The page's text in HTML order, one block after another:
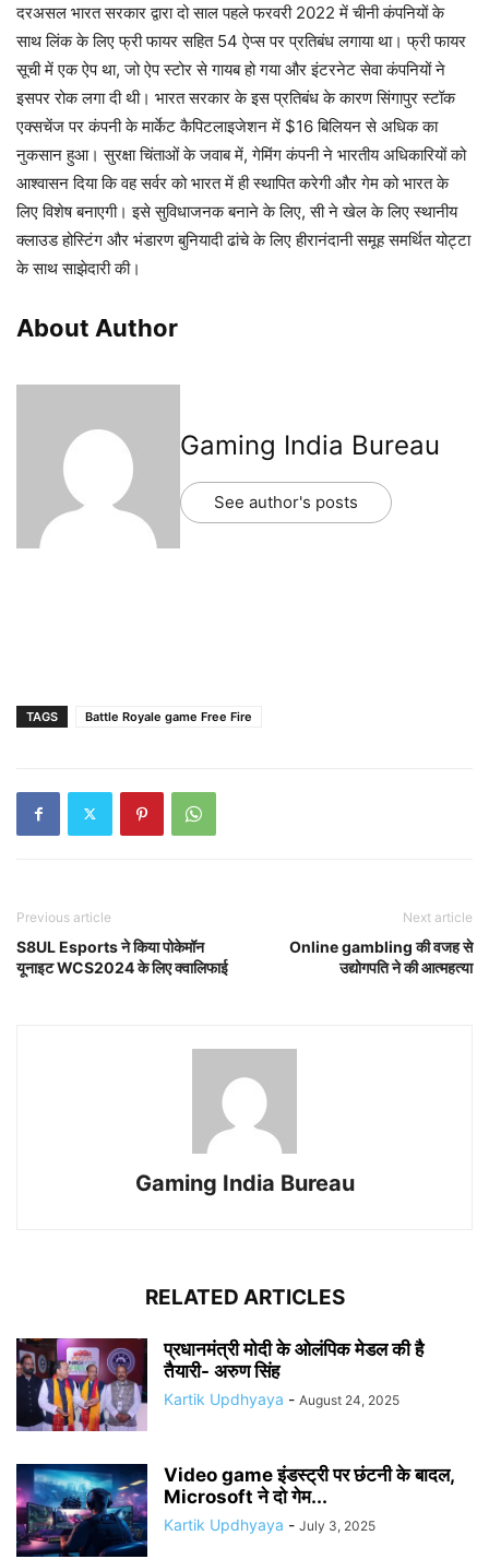
दरअसल भारत सरकार द्वारा दो साल पहले फरवरी 2022 में चीनी कंपनियों के
साथ लिंक के लिए फ्री फायर सहित 54 ऐप्स पर प्रतिबंध लगाया था। फ्री फायर
सूची में एक ऐप था, जो ऐप स्टोर से गायब हो गया और इंटरनेट सेवा कंपनियों ने
इसपर रोक लगा दी थी। भारत सरकार के इस प्रतिबंध के कारण सिंगापुर स्टॉक
एक्सचेंज पर कंपनी के मार्केट कैपिटलाइजेशन में $16 बिलियन से अधिक का
नुकसान हुआ। सुरक्षा चिंताओं के जवाब में, गेमिंग कंपनी ने भारतीय अधिकारियों को
आश्वासन दिया कि वह सर्वर को भारत में ही स्थापित करेगी और गेम को भारत के
लिए विशेष बनाएगी। इसे सुविधाजनक बनाने के लिए, सी ने खेल के लिए स्थानीय
क्लाउड होस्टिंग और भंडारण बुनियादी ढांचे के लिए हीरानंदानी समूह समर्थित योट्टा
के साथ साझेदारी की।
About Author
Gaming India Bureau
See author's posts
TAGS Battle Royale game Free Fire
Previous article
S8UL Esports ने किया पोकेमॉन
यूनाइट WCS2024 के लिए क्वालिफाई
Next article
Online gambling की वजह से
उद्योगपति ने की आत्महत्या
Gaming India Bureau
RELATED ARTICLES
प्रधानमंत्री मोदी के ओलंपिक मेडल की है
तैयारी- अरुण सिंह
Kartik Updhyaya - August 24, 2025
Video game इंडस्ट्री पर छंटनी के बादल,
Microsoft ने दो गेम...
Kartik Updhyaya - July 3, 2025